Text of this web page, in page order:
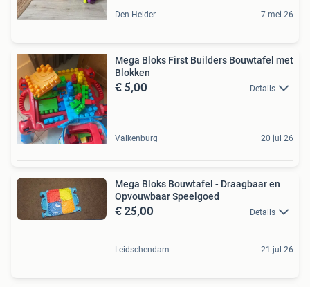
Den Helder 7 mei 26
Mega Bloks First Builders Bouwtafel met
Blokken
€ 5,00 Details
Valkenburg 20 jul 26
Mega Bloks Bouwtafel - Draagbaar en
Opvouwbaar Speelgoed
€ 25,00 Details
Leidschendam 21 jul 26